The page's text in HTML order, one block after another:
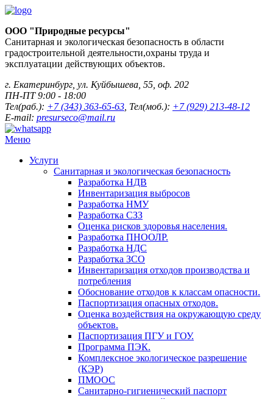
ООО "Природные ресурсы"
Санитарная и экологическая безопасность в области
градостроительной деятельности,охраны труда и
эксплуатации действующих объектов.
г. Екатеринбург, ул. Куйбышева, 55, оф. 202
ПН-ПТ 9:00 - 18:00
Тел(раб.): +7 (343) 363-65-63 , Тел(моб.): +7 (929) 213-48-12
E-mail: presurseco@mail.ru
Меню
Услуги
Санитарная и экологическая безопасность
Разработка НДВ
Инвентаризация выбросов
Разработка НМУ
Разработка СЗЗ
Оценка рисков здоровья населения.
Разработка ПНООЛР.
Разработка НДС
Разработка ЗСО
Инвентаризация отходов производства и
потребления
Обоснование отходов к классам опасности.
Паспортизация опасных отходов.
Оценка воздействия на окружающую среду
объектов.
Паспортизация ПГУ и ГОУ.
Программа ПЭК.
Комплексное экологическое разрешение
(КЭР)
ПМООС
Санитарно-гигиенический паспорт